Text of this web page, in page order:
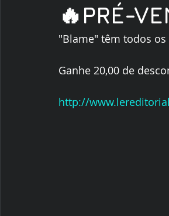
🔥PRÉ-
"Blame" têm todos
Ganhe 20,00 de
http://